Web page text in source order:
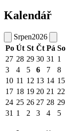
Kalendář
Srpen2026
Po Út St Čt Pá So
27 28 29 30 31 1
3
4 5 6 7 8
10 11 12 13 14 15
17 18 19 20 21 22
24 25 26 27 28 29
31 1 2 3 4 5